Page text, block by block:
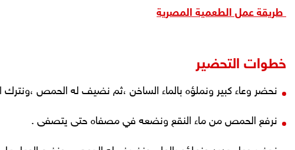
طريقة عمل الطعمية المصرية
خطوات التحضير
نحضر وعاء كبير ونملؤه بالماء الساخن ،ثم نضيف له الحمص ،ونترك
نرفع الحمص من ماء النقع ونضعه في مصفاه حتى يتصفى .